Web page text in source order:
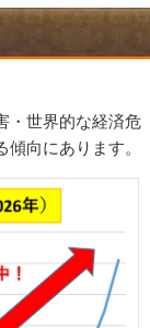
・世界的な経済危
向にあります。